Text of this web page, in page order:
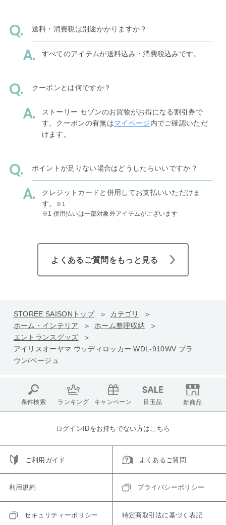
送料・消費税は別途かかりますか？
すべてのアイテムが送料込み・消費税込みです。
クーポンとは何ですか？
ストーリー セゾンのお買物がお得になる割引券で
す。クーポンの有無はマイページ内でご確認いただ
けます。
ポイントが足りない場合はどうしたらいいですか？
クレジットカードと併用してお支払いいただけま
す。
※1
※1 併用払いは一部対象外アイテムがございます
よくあるご質問をもっと見る
STOREE SAISONトップ
カテゴリ
ホーム・インテリア
ホーム整理収納
エントランスグッズ
アイリスオーヤマ ウッディロッカー WDL-910WV ブラ
ウン/ベージュ
条件検索 ランキング キャンペーン 目玉品 新商品
ログインIDをお持ちでない方はこちら
ご利用ガイド よくあるご質問
利用規約 プライバシーポリシー
セキュリティーポリシー 特定商取引法に基づく表記